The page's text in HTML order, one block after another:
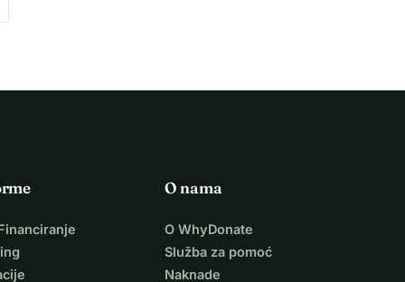
O nama
O WhyDonate
Služba za pomoć
Naknade